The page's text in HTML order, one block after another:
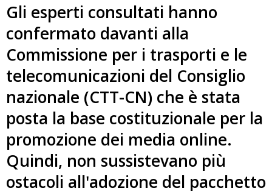
Gli esperti consultati hanno
confermato davanti alla
Commissione per i trasporti e le
telecomunicazioni del Consiglio
nazionale (CTT-CN) che è stata
posta la base costituzionale per la
promozione dei media online.
Quindi, non sussistevano più
ostacoli all'adozione del pacchetto